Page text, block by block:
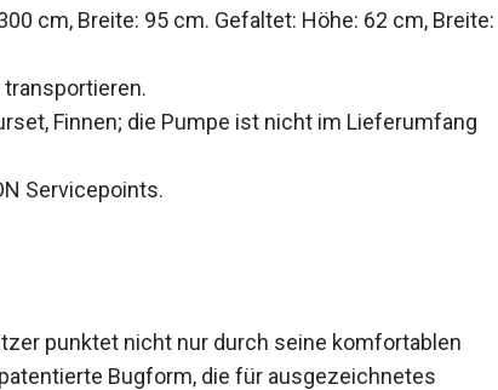
cm, Breite: 95 cm. Gefaltet: Höhe: 62 cm, Breite:
Finnen; die Pumpe ist nicht im Lieferumfang
Servicepoints.
punktet nicht nur durch seine komfortablen
Bugform, die für ausgezeichnetes